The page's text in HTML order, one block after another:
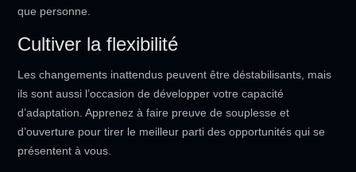
que personne.
Cultiver la flexibilité
Les changements inattendus peuvent être déstabilisants, mais
ils sont aussi l’occasion de développer votre capacité
d’adaptation. Apprenez à faire preuve de souplesse et
d’ouverture pour tirer le meilleur parti des opportunités qui se
présentent à vous.